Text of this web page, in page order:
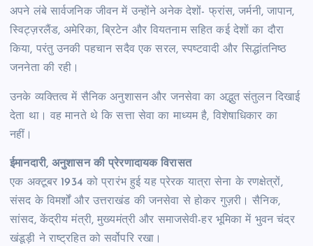
अपने लंबे सार्वजनिक जीवन में उन्होंने अनेक देशों- फ्रांस, जर्मनी, जापान,
स्विट्ज़रलैंड, अमेरिका, ब्रिटेन और वियतनाम सहित कई देशों का दौरा
किया, परंतु उनकी पहचान सदैव एक सरल, स्पष्टवादी और सिद्धांतनिष्ठ
जननेता की रही।
उनके व्यक्तित्व में सैनिक अनुशासन और जनसेवा का अद्भुत संतुलन दिखाई
देता था। वह मानते थे कि सत्ता सेवा का माध्यम है, विशेषाधिकार का
नहीं।
ईमानदारी, अनुशासन की प्रेरणादायक विरासत
एक अक्टूबर 1934 को प्रारंभ हुई यह प्रेरक यात्रा सेना के रणक्षेत्रों,
संसद के विमर्शों और उत्तराखंड की जनसेवा से होकर गुज़री। सैनिक,
सांसद, केंद्रीय मंत्री, मुख्यमंत्री और समाजसेवी-हर भूमिका में भुवन चंद्र
खंडूड़ी ने राष्ट्रहित को सर्वोपरि रखा।